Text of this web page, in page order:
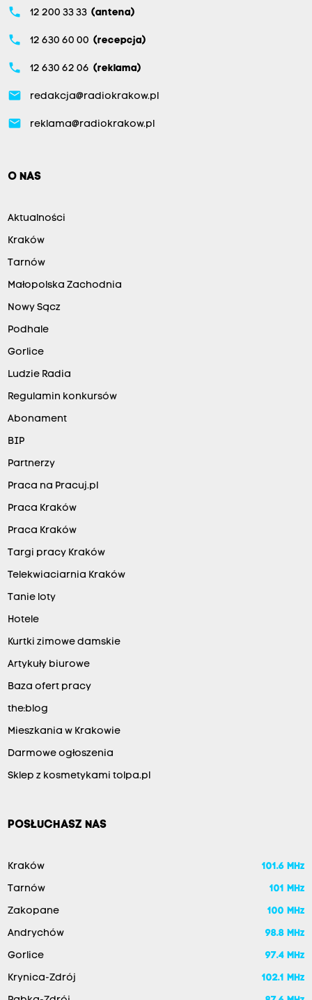
phone 12 200 33 33 (antena)
phone 12 630 60 00 (recepcja)
phone 12 630 62 06 (reklama)
email redakcja@radiokrakow.pl
email reklama@radiokrakow.pl
O NAS
Aktualności
Kraków
Tarnów
Małopolska Zachodnia
Nowy Sącz
Podhale
Gorlice
Ludzie Radia
Regulamin konkursów
Abonament
BIP
Partnerzy
Praca na Pracuj.pl
Praca Kraków
Praca Kraków
Targi pracy Kraków
Telekwiaciarnia Kraków
Tanie loty
Hotele
Kurtki zimowe damskie
Artykuły biurowe
Baza ofert pracy
the:blog
Mieszkania w Krakowie
Darmowe ogłoszenia
Sklep z kosmetykami tolpa.pl
POSŁUCHASZ NAS
Kraków 101.6 MHz
Tarnów 101 MHz
Zakopane 100 MHz
Andrychów 98.8 MHz
Gorlice 97.4 MHz
Krynica-Zdrój 102.1 MHz